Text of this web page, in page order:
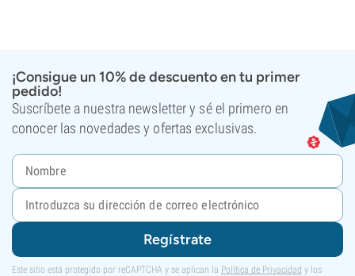
¡Consigue un 10% de descuento en tu primer
pedido!
Suscríbete a nuestra newsletter y sé el primero en
conocer las novedades y ofertas exclusivas.
Regístrate
Este sitio está protegido por reCAPTCHA y se aplican la Política de Privacidad y los